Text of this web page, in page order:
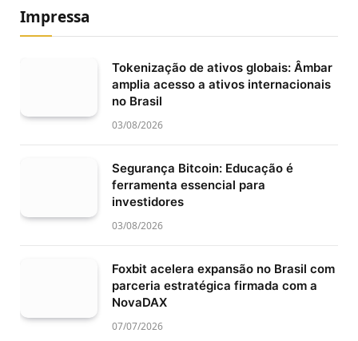
Impressa
Tokenização de ativos globais: Âmbar
amplia acesso a ativos internacionais
no Brasil
03/08/2026
Segurança Bitcoin: Educação é
ferramenta essencial para
investidores
03/08/2026
Foxbit acelera expansão no Brasil com
parceria estratégica firmada com a
NovaDAX
07/07/2026